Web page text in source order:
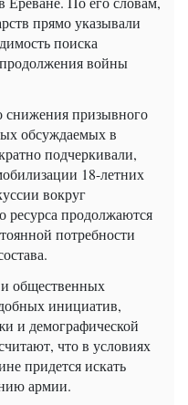
прямо указывали
поиска
войны
снижения призывного
обсуждаемых в
подчеркивали,
18-летних
вокруг
ресурса продолжаются
потребности
и общественных
инициатив,
и демографической
что в условиях
придется искать
армии.